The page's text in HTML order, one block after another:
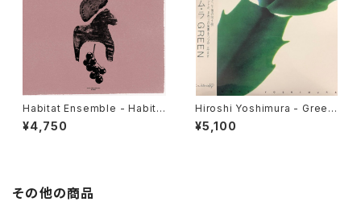
Habitat Ensemble - Habita
t Ensemble "LP"
¥4,750
Hiroshi Yoshimura - Green
"LP"
¥5,100
その他の商品